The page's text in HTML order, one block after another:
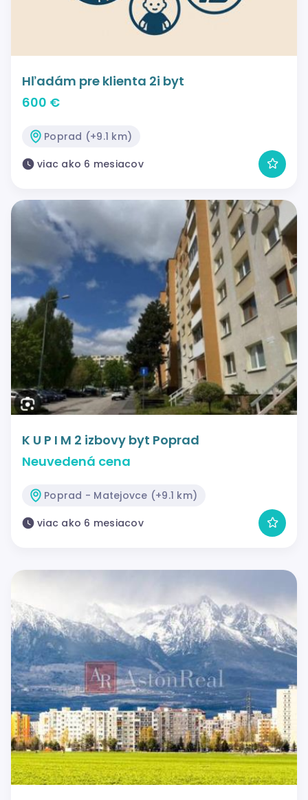
Hľadám pre klienta 2i byt
600 €
Poprad (+9.1 km)
viac ako 6 mesiacov
K U P I M 2 izbovy byt Poprad
Neuvedená cena
Poprad - Matejovce (+9.1 km)
viac ako 6 mesiacov